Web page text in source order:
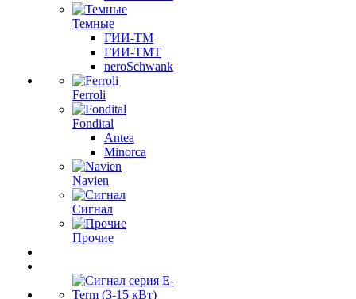
Темные
ГИИ-ТМ
ГИИ-ТМТ
neroSchwank
Ferroli
Fondital
Antea
Minorca
Navien
Сигнал
Прочие